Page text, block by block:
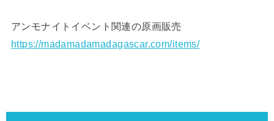
アンモナイトイベント関連の原画販売
https://madamadamadagascar.com/items/